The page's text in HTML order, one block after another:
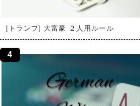
[トランプ] 大富豪 ２人用ルール